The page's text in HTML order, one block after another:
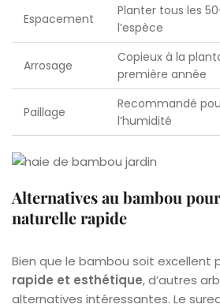
Espacement
Planter tous les
l’espèce
Arrosage
Copieux à la
première année
Paillage
Recommandé
l’humidité
Alternatives au bambou
naturelle rapide
Bien que le bambou soit excellent
rapide et esthétique, d’autres
alternatives intéressantes. Le